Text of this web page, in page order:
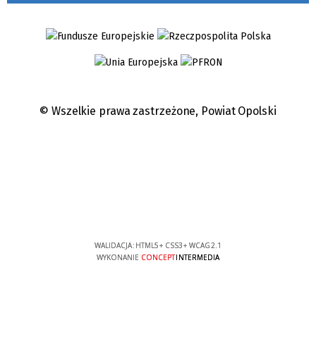
© Wszelkie prawa zastrzeżone, Powiat Opolski
WALIDACJA: HTML5+ CSS3+ WCAG 2.1
WYKONANIE CONCEPTINTERMEDIA